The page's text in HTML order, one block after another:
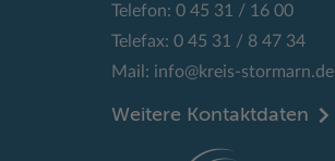
Telefon: 0 45 31 / 16 00
Telefax: 0 45 31 / 8 47 34
Mail: info@kreis-stormarn.de
Weitere Kontaktdaten